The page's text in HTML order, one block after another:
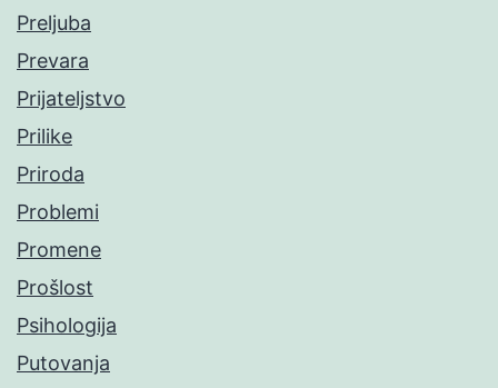
Preljuba
Prevara
Prijateljstvo
Prilike
Priroda
Problemi
Promene
Prošlost
Psihologija
Putovanja